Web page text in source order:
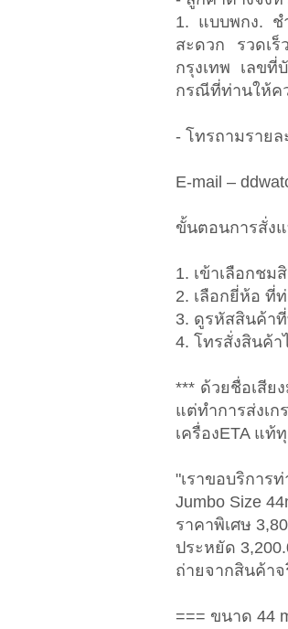
1. แบบพกง. ช
สะดวก รวดเ
กรุงเทพ เลขที่
กรณีที่ท่านให้ค
- โทรถามรายล
E-mail –
ขั้นตอนการสั่ง
1. เข้าเลือกชม
2. เลือกยี่ห้อ ที่
3. ดูรหัสสินค้า
4. โทรสั่งสินค้
*** ด้วยชื่อเสีย
แต่ทำการส่ง
เครื่องETA แท้
"เราขอบริการ
Jumbo Size
ราคาพิเศษ
ประหยัด
ถ่ายจากสินค้าจ
=== ขนาด 44